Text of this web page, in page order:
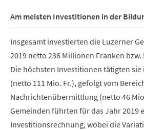
Am meisten Investitionen in der
Insgesamt investierten die Luzerner
2019 netto 236 Millionen Franken
Die höchsten Investitionen tätigten
(netto 111 Mio. Fr.), gefolgt vom
Nachrichtenübermittlung (netto 46
Gemeinden führten für das Jahr 2019
Investitionsrechnung, wobei die